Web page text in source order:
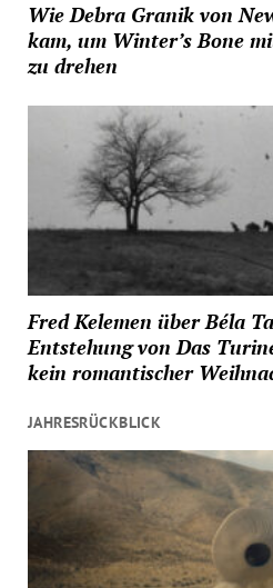
Wie Debra Granik von
kam, um Winter’s Bone
zu drehen
Fred Kelemen über Béla
Entstehung von Das
kein romantischer
JAHRESRÜCKBLICK